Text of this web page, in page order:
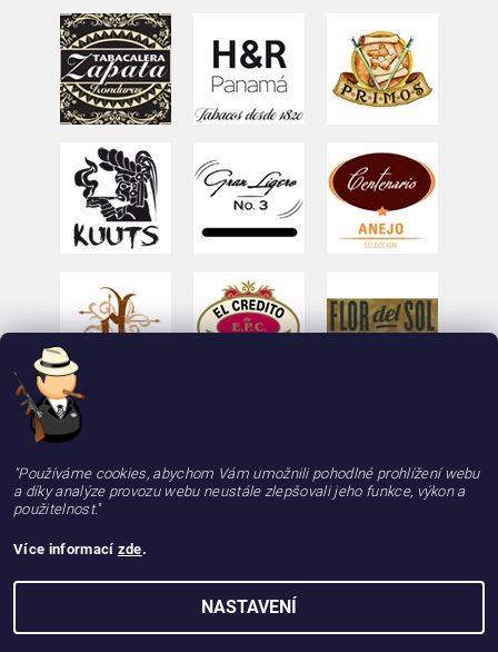
2026 © deLAMOTT, e-shop - doutniky24.cz, doutníky se zárukou 100% kvality, rychle a
"Používáme cookies, abychom Vám umožnili pohodlné prohlížení webu
a díky analýze provozu webu neustále zlepšovali jeho funkce, výkon a
použitelnost."
Více informací zde.
NASTAVENÍ